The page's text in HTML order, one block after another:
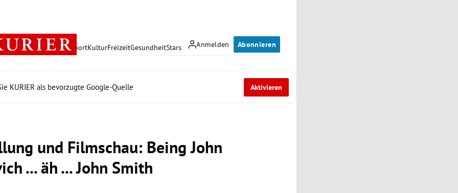
Anmelden Abonnieren
PolitikWirtschaft SportKulturFreizeitGesundheitStars
KURIER als bevorzugte Google-Quelle Aktivieren
und Filmschau: Being John
... äh ... John Smith